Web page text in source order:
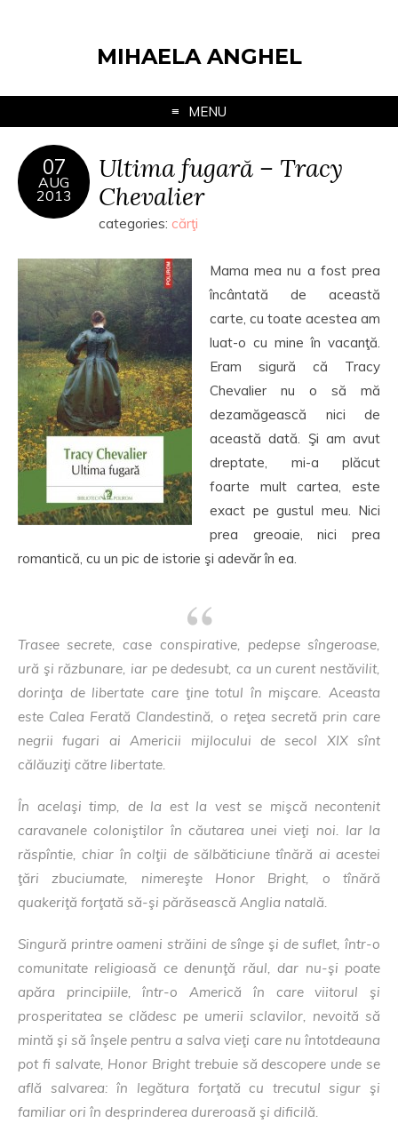
MIHAELA ANGHEL
MENU
07
AUG
2013
Ultima fugară – Tracy
Chevalier
categories: cărţi
Mama mea nu a fost prea
încântată de această
carte, cu toate acestea am
luat-o cu mine în vacanţă.
Eram sigură că Tracy
Chevalier nu o să mă
dezamăgească nici de
această dată. Şi am avut
dreptate, mi-a plăcut
foarte mult cartea, este
exact pe gustul meu. Nici
prea greoaie, nici prea
romantică, cu un pic de istorie şi adevăr în ea.
Trasee secrete, case conspirative, pedepse sîngeroase,
ură şi răzbunare, iar pe dedesubt, ca un curent nestăvilit,
dorinţa de libertate care ţine totul în mişcare. Aceasta
este Calea Ferată Clandestină, o reţea secretă prin care
negrii fugari ai Americii mijlocului de secol XIX sînt
călăuziţi către libertate.
În acelaşi timp, de la est la vest se mişcă necontenit
caravanele coloniştilor în căutarea unei vieţi noi. Iar la
răspîntie, chiar în colţii de sălbăticiune tînără ai acestei
ţări zbuciumate, nimereşte Honor Bright, o tînără
quakeriţă forţată să-şi părăsească Anglia natală.
Singură printre oameni străini de sînge şi de suflet, într-o
comunitate religioasă ce denunţă răul, dar nu-şi poate
apăra principiile, într-o Americă în care viitorul şi
prosperitatea se clădesc pe umerii sclavilor, nevoită să
mintă şi să înşele pentru a salva vieţi care nu întotdeauna
pot fi salvate, Honor Bright trebuie să descopere unde se
află salvarea: în legătura forţată cu trecutul sigur şi
familiar ori în desprinderea dureroasă şi dificilă.